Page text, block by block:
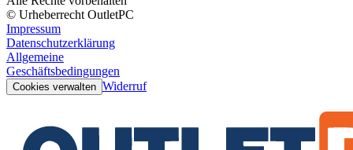
© Urheberrecht OutletPC
Impressum
Datenschutzerklärung
Allgemeine
Geschäftsbedingungen
Cookies verwalten Widerruf